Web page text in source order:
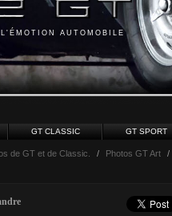
AUTOMOBILE
GT CLASSIC GT SPORT
de GT et de Classic. / Photos GT Art /